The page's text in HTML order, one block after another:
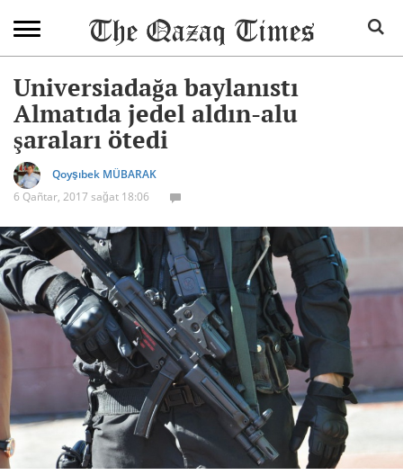
Universiadağa baylanıstı
Almatıda jedel aldın-alu
şaraları ötedi
Qoyşıbek MÜBARAK
6 Qañtar, 2017 sağat 18:06